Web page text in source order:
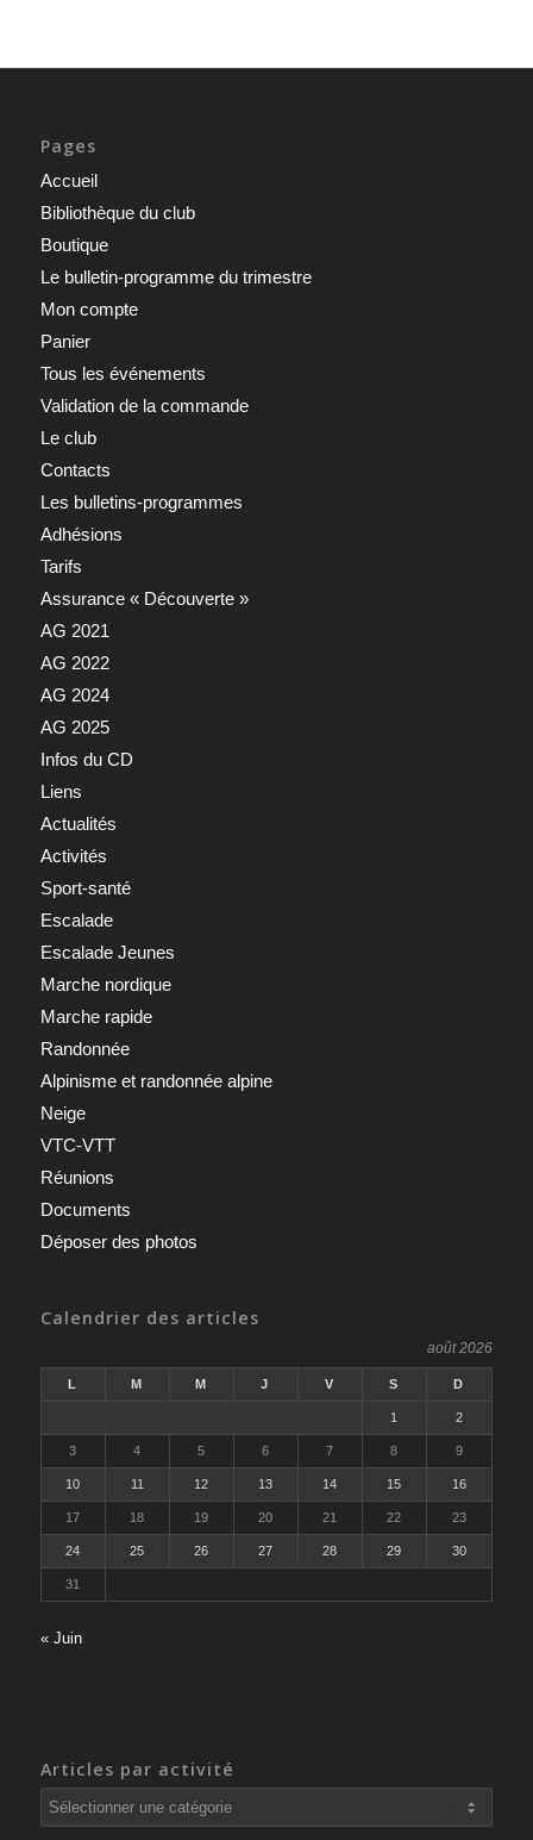
Pages
Accueil
Bibliothèque du club
Boutique
Le bulletin-programme du trimestre
Mon compte
Panier
Tous les événements
Validation de la commande
Le club
Contacts
Les bulletins-programmes
Adhésions
Tarifs
Assurance « Découverte »
AG 2021
AG 2022
AG 2024
AG 2025
Infos du CD
Liens
Actualités
Activités
Sport-santé
Escalade
Escalade Jeunes
Marche nordique
Marche rapide
Randonnée
Alpinisme et randonnée alpine
Neige
VTC-VTT
Réunions
Documents
Déposer des photos
Calendrier des articles
août 2026
L M M J V S D
1 2
3 4 5 6 7 8 9
10 11 12 13 14 15 16
17 18 19 20 21 22 23
24 25 26 27 28 29 30
31
« Juin
Articles par activité
Articles
par